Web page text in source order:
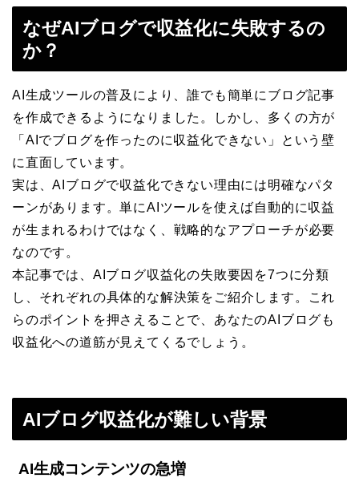
なぜAIブログで収益化に失敗するの
か？
AI生成ツールの普及により、誰でも簡単にブログ記事
を作成できるようになりました。しかし、多くの方が
「AIでブログを作ったのに収益化できない」という壁
に直面しています。
実は、AIブログで収益化できない理由には明確なパタ
ーンがあります。単にAIツールを使えば自動的に収益
が生まれるわけではなく、戦略的なアプローチが必要
なのです。
本記事では、AIブログ収益化の失敗要因を7つに分類
し、それぞれの具体的な解決策をご紹介します。これ
らのポイントを押さえることで、あなたのAIブログも
収益化への道筋が見えてくるでしょう。
AIブログ収益化が難しい背景
AI生成コンテンツの急増